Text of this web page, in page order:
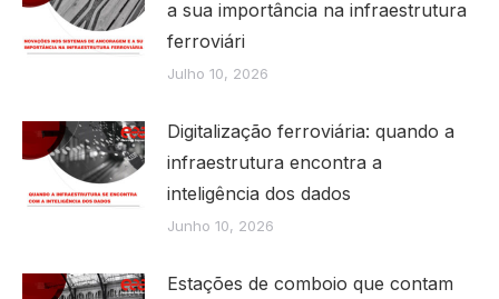
a sua importância na infraestrutura
ferroviári
Julho 10, 2026
Digitalização ferroviária: quando a
infraestrutura encontra a
inteligência dos dados
Junho 10, 2026
Estações de comboio que contam